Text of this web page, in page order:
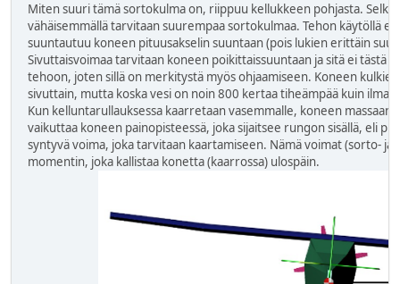
Miten suuri tämä sortokulma on, riippuu kellukkeen pohjasta.
vähäisemmällä tarvitaan suurempaa sortokulmaa. Tehon käytöllä
suuntautuu koneen pituusakselin suuntaan (pois lukien erittäin
Sivuttaisvoimaa tarvitaan koneen poikittaissuuntaan ja sitä ei tästä
tehoon, joten sillä on merkitystä myös ohjaamiseen. Koneen
sivuttain, mutta koska vesi on noin 800 kertaa tiheämpää kuin ilma,
Kun kelluntarullauksessa kaarretaan vasemmalle, koneen massaan
vaikuttaa koneen painopisteessä, joka sijaitsee rungon sisällä, eli
syntyvä voima, joka tarvitaan kaartamiseen. Nämä voimat (sorto-
momentin, joka kallistaa konetta (kaarrossa) ulospäin.